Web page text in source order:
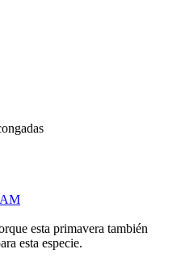
AM
esta primavera también
esta especie.